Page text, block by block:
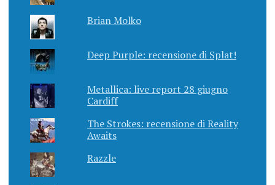
Brian Molko
Deep Purple: recensione di Splat!
Metallica: live report 28 giugno
Cardiff
The Strokes: recensione di Reality
Awaits
Razzle